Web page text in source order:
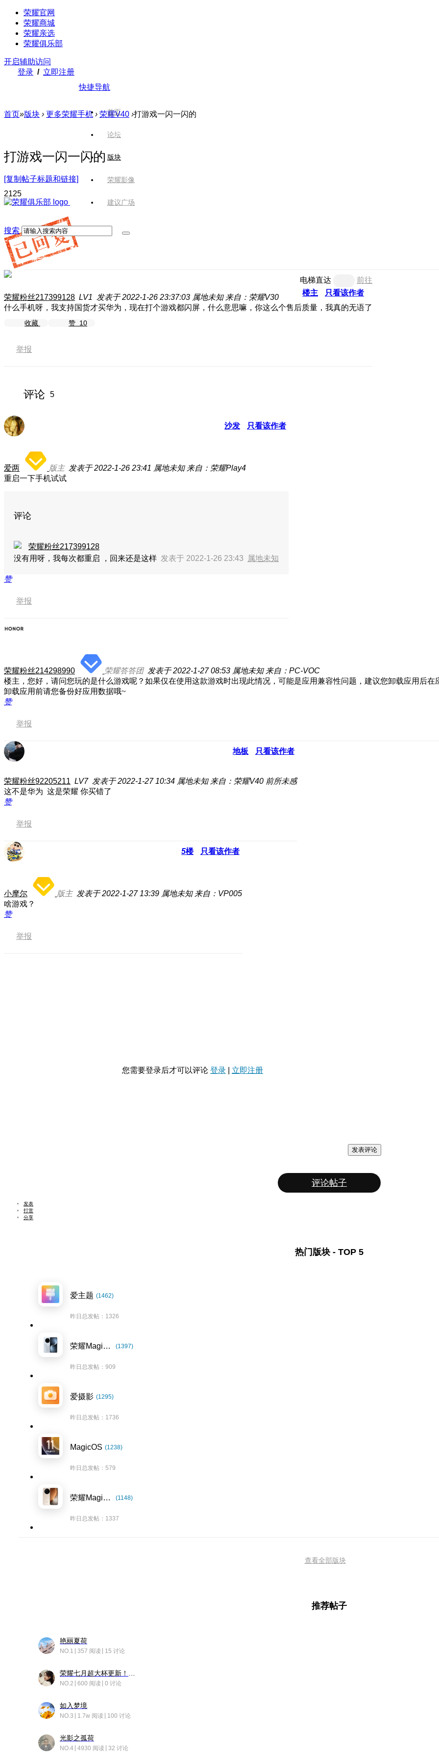
荣耀官网
荣耀商城
荣耀亲选
荣耀俱乐部
开启辅助访问
登录 / 立即注册
快捷导航
首页
论坛
版块
荣耀影像
建议广场
搜索
首页»版块 › 更多荣耀手机 › 荣耀V40 ›打游戏一闪一闪的
打游戏一闪一闪的
[复制帖子标题和链接]
2125
电梯直达
前往
楼主
只看该作者
荣耀粉丝217399128 LV1 发表于 2022-1-26 23:37:03 属地未知 来自：荣耀V30
什么手机呀，我支持国货才买华为，现在打个游戏都闪屏，什么意思嘛，你这么个售后质量，我真的无语了
收藏 赞 10
举报
评论 5
沙发 只看该作者
爱两 版主 发表于 2022-1-26 23:41 属地未知 来自：荣耀Play4
重启一下手机试试
评论
荣耀粉丝217399128
没有用呀，我每次都重启 ，回来还是这样 发表于 2022-1-26 23:43 属地未知
赞
举报
荣耀粉丝214298990 荣耀答答团 发表于 2022-1-27 08:53 属地未知 来自：PC-VOC
楼主，您好，请问您玩的是什么游戏呢？如果仅在使用这款游戏时出现此情况，可能是应用兼容性问题，建议您卸载应用后
卸载应用前请您备份好应用数据哦~
赞
举报
地板 只看该作者
荣耀粉丝92205211 LV7 发表于 2022-1-27 10:34 属地未知 来自：荣耀V40 前所未感
这不是华为 这是荣耀 你买错了
赞
举报
5楼 只看该作者
小摩尔 版主 发表于 2022-1-27 13:39 属地未知 来自：VP005
啥游戏？
赞
举报
您需要登录后才可以评论 登录 立即注册
发表评论
评论帖子
发表
打赏
分享
热门版块 - TOP 5
爱主题 (1462)
昨日总发帖：1326
荣耀Magic7系列 (1397)
昨日总发帖：909
爱摄影 (1295)
昨日总发帖：1736
MagicOS (1238)
昨日总发帖：579
荣耀Magic8系列 (1148)
昨日总发帖：1337
查看全部版块
推荐帖子
艳丽夏荷
NO.1 357 阅读 15 讨论
NO.2 600 阅读 0 讨论
如入梦境
NO.3 1.7w 阅读 100 讨论
光影之孤荷
NO.4 4930 阅读 32 讨论